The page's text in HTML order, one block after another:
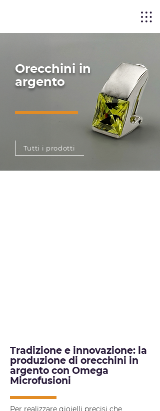
Orecchini in
argento
Tutti i prodotti
Tradizione e innovazione: la
produzione di orecchini in
argento con Omega
Microfusioni
Per realizzare gioielli precisi che